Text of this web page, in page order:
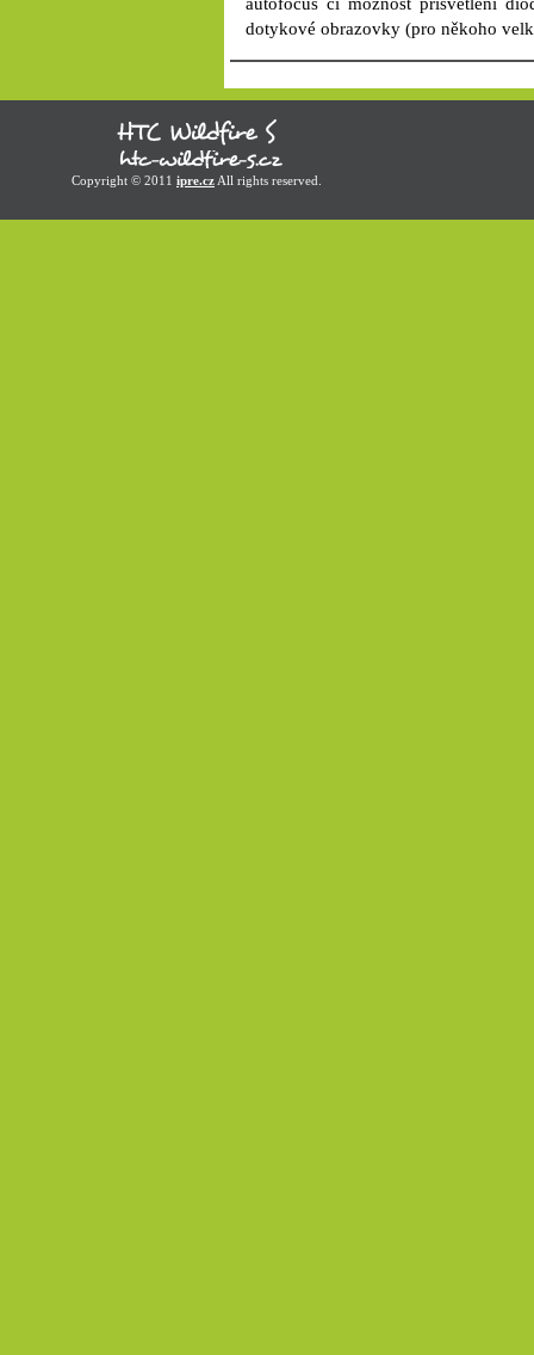
dotykové obrazovky (pro někoho
Copyright © 2011 ipre.cz All rights reserved.